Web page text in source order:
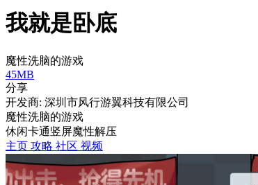
我就是卧底
魔性洗脑的游戏
45MB
分享
开发商: 深圳市风行游翼科技有限公司
魔性洗脑的游戏
休闲卡通竖屏魔性解压
主页 攻略 社区 视频